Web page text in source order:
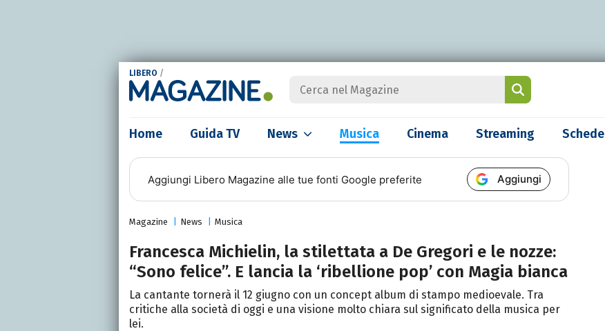
LIBERO /
Home Guida TV News Musica Cinema Streaming Schede
Aggiungi Libero Magazine alle tue fonti Google preferite Aggiungi
Magazine News Musica
Francesca Michielin, la stilettata a De Gregori e le nozze:
“Sono felice”. E lancia la ‘ribellione pop’ con Magia bianca
La cantante tornerà il 12 giugno con un concept album di stampo medioevale. Tra
critiche alla società di oggi e una visione molto chiara sul significato della musica per
lei.